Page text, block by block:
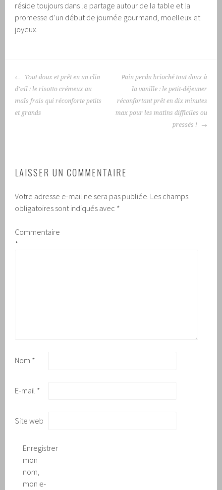
réside toujours dans le partage autour de la table et la
promesse d’un début de journée gourmand, moelleux et
joyeux.
NAVIGATION
DES
ARTICLES
Tout doux et prêt en un clin
d’œil : le risotto crémeux au
maïs frais qui réconforte petits
et grands
Pain perdu brioché tout doux à
la vanille : le petit-déjeuner
réconfortant prêt en dix minutes
max pour les matins difficiles ou
pressés !
LAISSER UN COMMENTAIRE
Votre adresse e-mail ne sera pas publiée. Les champs
obligatoires sont indiqués avec *
Commentaire
*
Nom *
E-mail *
Site web
Enregistrer
mon
nom,
mon e-